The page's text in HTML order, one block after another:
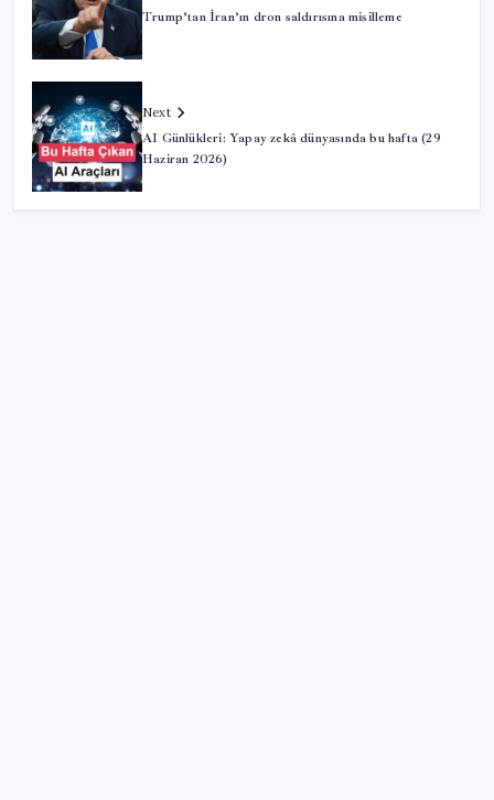
Trump’tan İran’ın dron saldırısına misilleme
Next
AI Günlükleri: Yapay zekâ dünyasında bu hafta (29
Haziran 2026)